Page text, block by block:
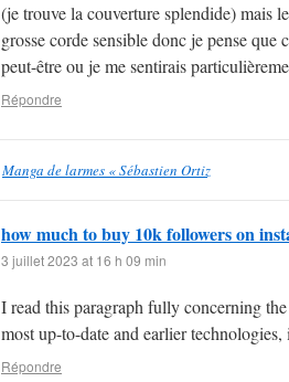
(je trouve la couverture splendide) mais
grosse corde sensible donc je pense
peut-être ou je me sentirais
Répondre
Manga de larmes « Sébastien Ortiz
how much to buy 10k followers on
3 juillet 2023 at 16 h 09 min
I read this paragraph fully concerning
most up-to-date and earlier technologies,
Répondre